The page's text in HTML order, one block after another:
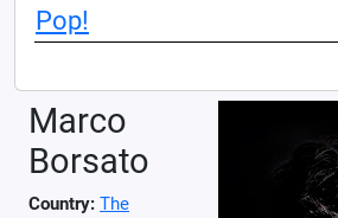
Pop!
Marco
Borsato
Country: The